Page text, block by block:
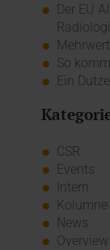
Der EU
So
Ein
CSR
Events
Intern
Kolumne
News
Overview